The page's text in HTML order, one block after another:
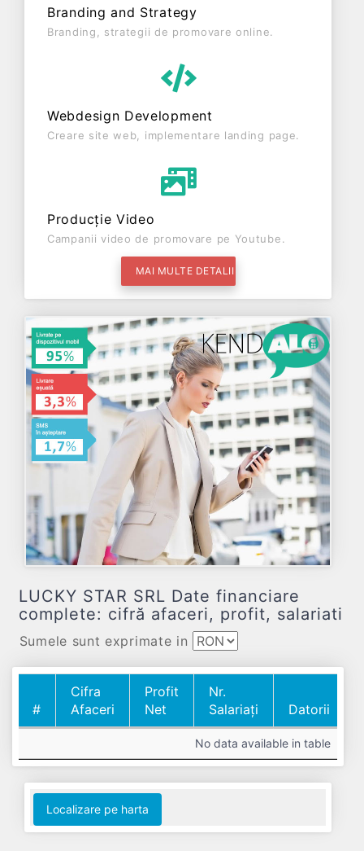
Branding and Strategy
Branding, strategii de promovare online.
Webdesign Development
Creare site web, implementare landing page.
Producție Video
Campanii video de promovare pe Youtube.
MAI MULTE DETALII
LUCKY STAR SRL Date financiare
complete: cifră afaceri, profit, salariati
Sumele sunt exprimate in
#
Cifra
Afaceri
Profit
Net
Nr.
Salariați
Datorii
Afaceri
Net
Nr.
Salariați
Datorii
No data available in table
Localizare pe harta